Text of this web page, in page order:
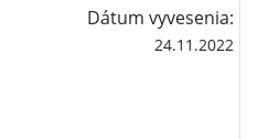
Dátum vyvesenia:
24.11.2022